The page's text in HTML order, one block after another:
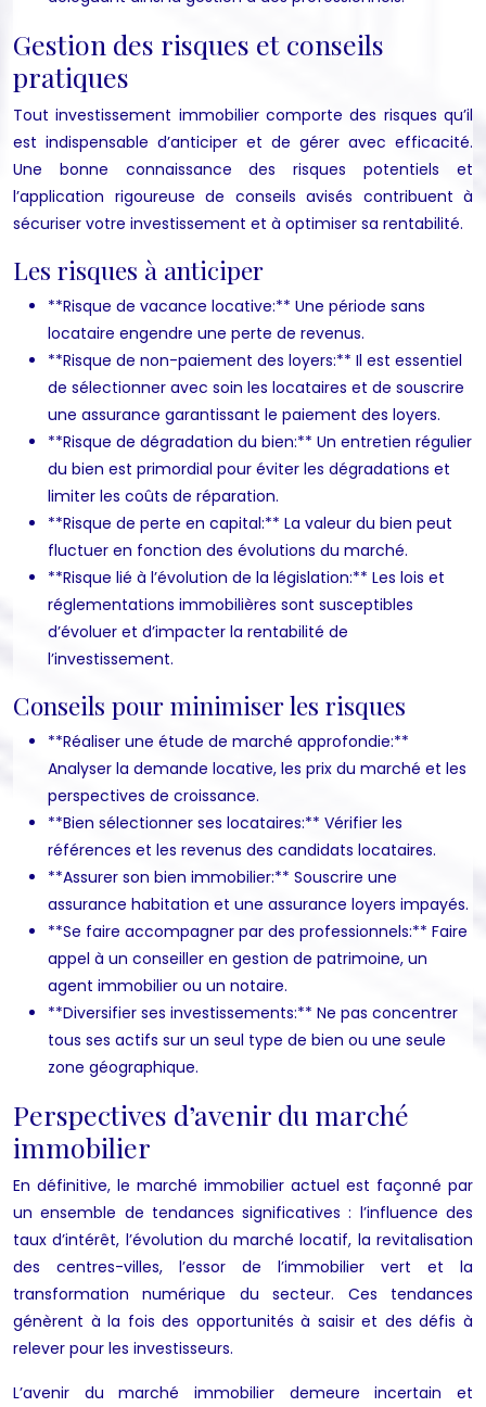
Gestion des risques et conseils
pratiques
Tout investissement immobilier comporte des risques qu’il
est indispensable d’anticiper et de gérer avec efficacité.
Une bonne connaissance des risques potentiels et
l’application rigoureuse de conseils avisés contribuent à
sécuriser votre investissement et à optimiser sa rentabilité.
Les risques à anticiper
**Risque de vacance locative:** Une période sans
locataire engendre une perte de revenus.
**Risque de non-paiement des loyers:** Il est essentiel
de sélectionner avec soin les locataires et de souscrire
une assurance garantissant le paiement des loyers.
**Risque de dégradation du bien:** Un entretien régulier
du bien est primordial pour éviter les dégradations et
limiter les coûts de réparation.
**Risque de perte en capital:** La valeur du bien peut
fluctuer en fonction des évolutions du marché.
**Risque lié à l’évolution de la législation:** Les lois et
réglementations immobilières sont susceptibles
d’évoluer et d’impacter la rentabilité de
l’investissement.
Conseils pour minimiser les risques
**Réaliser une étude de marché approfondie:**
Analyser la demande locative, les prix du marché et les
perspectives de croissance.
**Bien sélectionner ses locataires:** Vérifier les
références et les revenus des candidats locataires.
**Assurer son bien immobilier:** Souscrire une
assurance habitation et une assurance loyers impayés.
**Se faire accompagner par des professionnels:** Faire
appel à un conseiller en gestion de patrimoine, un
agent immobilier ou un notaire.
**Diversifier ses investissements:** Ne pas concentrer
tous ses actifs sur un seul type de bien ou une seule
zone géographique.
Perspectives d’avenir du marché
immobilier
En définitive, le marché immobilier actuel est façonné par
un ensemble de tendances significatives : l’influence des
taux d’intérêt, l’évolution du marché locatif, la revitalisation
des centres-villes, l’essor de l’immobilier vert et la
transformation numérique du secteur. Ces tendances
génèrent à la fois des opportunités à saisir et des défis à
relever pour les investisseurs.
L’avenir du marché immobilier demeure incertain et